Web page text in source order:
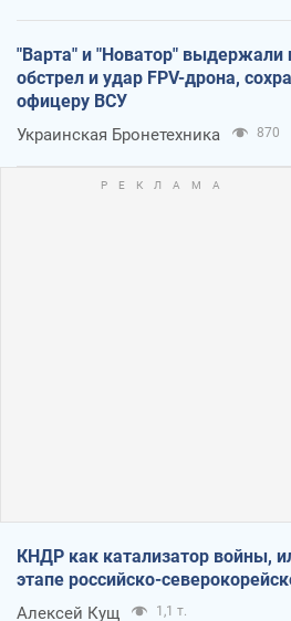
"Варта" и "Новатор" выдержали
обстрел и удар FPV-дрона,
офицеру ВСУ
Украинская Бронетехника 870
КНДР как катализатор войны,
этапе российско-
Алексей Кущ 1,1 т.